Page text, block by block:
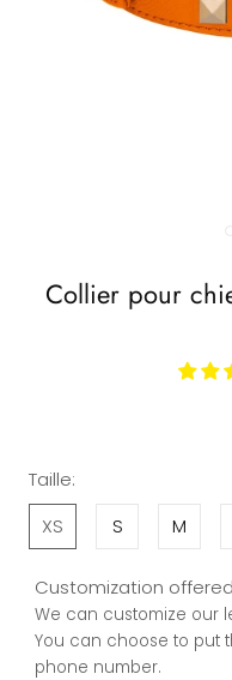
Collier pour
Taille:
XS
S M
Customization offered
We can customize our
You can choose to put
phone number.